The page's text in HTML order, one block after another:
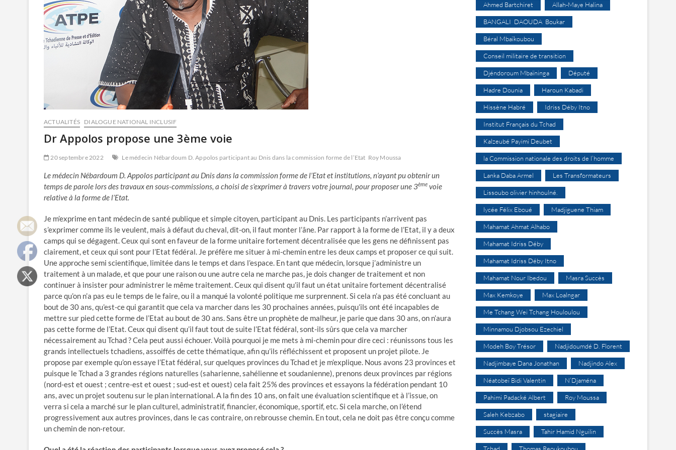
ACTUALITÉS DIALOGUE NATIONAL INCLUSIF
Dr Appolos propose une 3ème voie
20 septembre 2022 Le médecin Nébardoum D. Appolos participant au Dnis dans la commission forme de l’Etat Roy Moussa
Le médecin Nébardoum D. Appolos participant au Dnis dans la commission forme de l’Etat et institutions, n’ayant pu obtenir un
temps de parole lors des travaux en sous-commissions, a choisi de s’exprimer à travers votre journal, pour proposer une 3ème voie
relative à la forme de l’Etat.
Je m’exprime en tant médecin de santé publique et simple citoyen, participant au Dnis. Les participants n’arrivent pas
s’exprimer comme ils le veulent, mais à défaut du cheval, dit-on, il faut monter l’âne. Par rapport à la forme de l’Etat, il y a deux
camps qui se dégagent. Ceux qui sont en faveur de la forme unitaire fortement décentralisée que les gens ne définissent pas
clairement, et ceux qui sont pour l’Etat fédéral. Je préfère me situer à mi-chemin entre les deux camps et proposer ce qui suit.
Une approche semi scientifique, limitée dans le temps et dans l’espace. En tant que médecin, lorsque j’administre un
traitement à un malade, et que pour une raison ou une autre cela ne marche pas, je dois changer de traitement et non
continuer à insister pour administrer le même traitement. Ceux qui disent qu’il faut un état unitaire fortement décentralisé
parce qu’on n’a pas eu le temps de le faire, ou il a manqué la volonté politique me surprennent. Si cela n’a pas été concluant au
bout de 30 ans, qu’est-ce qui garantit que cela va marcher dans les 30 prochaines années, puisqu’ils ont été incapables de
mettre sur pied cette forme de l’Etat au bout de 30 ans. Sans être un prophète de malheur, je parie que dans 30 ans, on n’aura
pas cette forme de l’Etat. Ceux qui disent qu’il faut tout de suite l’Etat fédéral, sont-ils sûrs que cela va marcher
nécessairement au Tchad ? Cela peut aussi échouer. Voilà pourquoi je me mets à mi-chemin pour dire ceci : réunissons tous les
grands intellectuels tchadiens, assoiffés de cette thématique, afin qu’ils réfléchissent et proposent un projet pilote. Je
propose par exemple qu’on essaye l’Etat fédéral, sur quelques provinces du Tchad et je m’explique. Nous avons 23 provinces et
puisque le Tchad a 3 grandes régions naturelles (saharienne, sahélienne et soudanienne), prenons deux provinces par régions
(nord-est et ouest ; centre-est et ouest ; sud-est et ouest) cela fait 25% des provinces et essayons la fédération pendant 10
ans, avec un projet soutenu sur le plan international. A la fin des 10 ans, on fait une évaluation scientifique et à l’issue, on
verra si cela a marché sur le plan culturel, administratif, financier, économique, sportif, etc. Si cela marche, on l’étend
progressivement aux autres provinces, dans le cas contraire, on rebrousse chemin. En tout, cela ne doit pas être conçu comme
un chemin de non-retour.
Ahmed Bartchiret Allah-Maye Halina
BANGALI DAOUDA Boukar
Béral Mbaïkoubou
Conseil militaire de transition
Djéndoroum Mbaïninga Député
Hadre Dounia Haroun Kabadi
Hissène Habré Idriss Déby Itno
Institut Français du Tchad
Kalzeubé Payimi Deubet
la Commission nationale des droits de l’homme
Lanka Daba Armel Les Transformateurs
Lissoubo olivier hinhoulné.
lycée Félix Eboué Madjiguene Thiam
Mahamat Ahmat Alhabo
Mahamat Idriss Déby
Mahamat Idriss Déby Itno
Mahamat Nour Ibedou Masra Succès
Max Kemkoye Max Loalngar
Me Tchang Wei Tchang Houloulou
Minnamou Djobsou Ezechiel
Modeh Boy Trésor Nadjidoumdé D. Florent
Nadjimbaye Dana Jonathan Nadjindo Alex
Néatobeï Bidi Valentin N’Djaména
Pahimi Padacké Albert Roy Moussa
Saleh Kebzabo stagiaire
Succès Masra Tahir Hamid Nguilin